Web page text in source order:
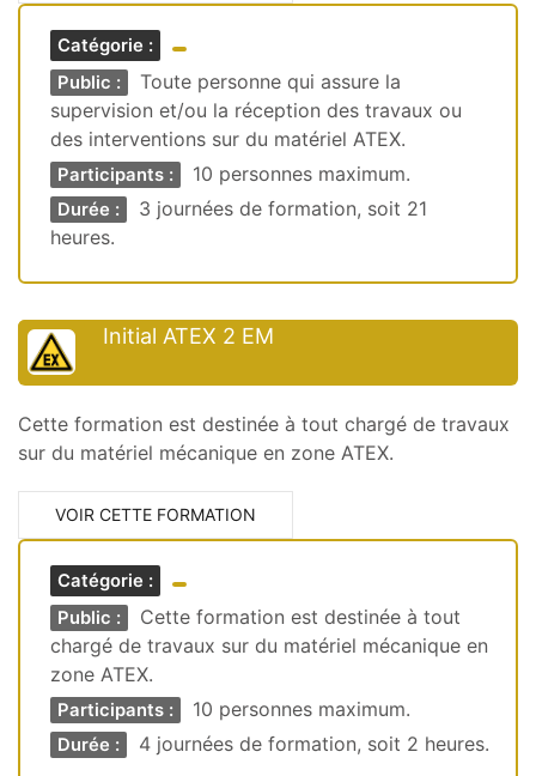
Catégorie :
Public :
Toute personne qui assure la
supervision et/ou la réception des travaux ou
des interventions sur du matériel ATEX.
Participants : 10 personnes maximum.
Durée :
3 journées de formation, soit 21
heures.
Initial ATEX 2 EM
Cette formation est destinée à tout chargé de travaux
sur du matériel mécanique en zone ATEX.
VOIR CETTE FORMATION
Catégorie :
Public :
Cette formation est destinée à tout
chargé de travaux sur du matériel mécanique en
zone ATEX.
Participants : 10 personnes maximum.
Durée : 4 journées de formation, soit 2 heures.